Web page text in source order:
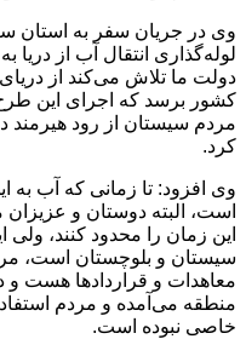
وی در جریان سفر به استان
لوله‌گذاری انتقال آب از
دولت ما تلاش می‌کند از
کشور برسد که اجرای این
مردم سیستان از رود
کرد.
وی افزود: تا زمانی که آب به
است، البته دوستان و عزیزان
این زمان را محدود کنند،
سیستان و بلوچستان است،
معاهدات و قراردادها هست و
منطقه می‌آمده و مردم
خاصی نبوده است.